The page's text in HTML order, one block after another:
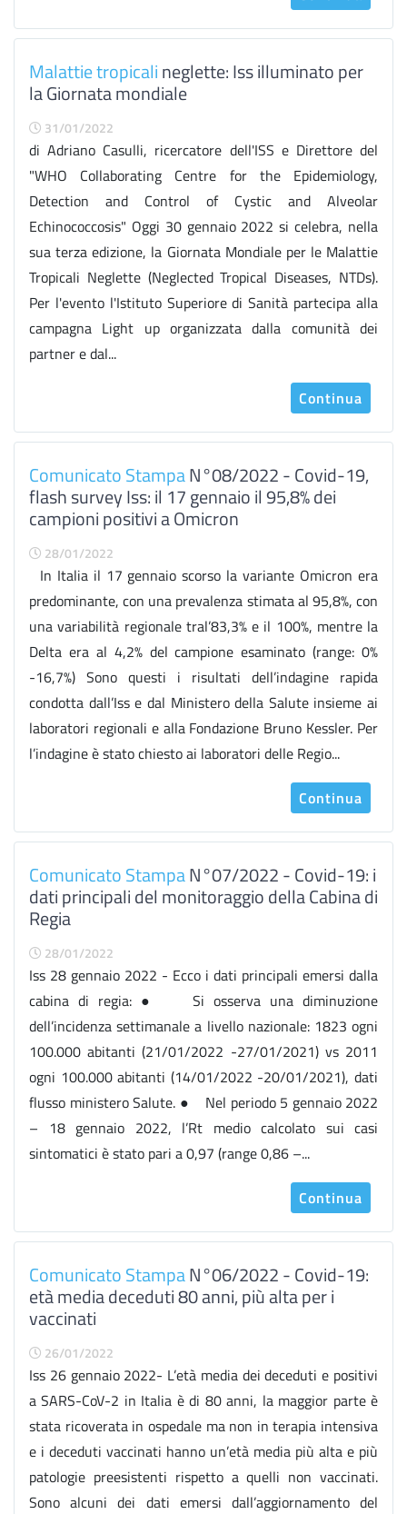
Malattie tropicalineglette: Iss illuminato per
la Giornata mondiale
31/01/2022
di Adriano Casulli, ricercatore dell'ISS e Direttore del
"WHO Collaborating Centre for the Epidemiology,
Detection and Control of Cystic and Alveolar
Echinococcosis" Oggi 30 gennaio 2022 si celebra, nella
sua terza edizione, la Giornata Mondiale per le Malattie
Tropicali Neglette (Neglected Tropical Diseases, NTDs).
Per l'evento l'Istituto Superiore di Sanità partecipa alla
campagna Light up organizzata dalla comunità dei
partner e dal...
Continua
Comunicato StampaN°08/2022 - Covid-19,
flash survey Iss: il 17 gennaio il 95,8% dei
campioni positivi a Omicron
28/01/2022
In Italia il 17 gennaio scorso la variante Omicron era
predominante, con una prevalenza stimata al 95,8%, con
una variabilità regionale tral’83,3% e il 100%, mentre la
Delta era al 4,2% del campione esaminato (range: 0%
-16,7%) Sono questi i risultati dell’indagine rapida
condotta dall’Iss e dal Ministero della Salute insieme ai
laboratori regionali e alla Fondazione Bruno Kessler. Per
l’indagine è stato chiesto ai laboratori delle Regio...
Continua
Comunicato StampaN°07/2022 - Covid-19: i
dati principali del monitoraggio della Cabina di
Regia
28/01/2022
Iss 28 gennaio 2022 - Ecco i dati principali emersi dalla
cabina di regia: ● Si osserva una diminuzione
dell’incidenza settimanale a livello nazionale: 1823 ogni
100.000 abitanti (21/01/2022 -27/01/2021) vs 2011
ogni 100.000 abitanti (14/01/2022 -20/01/2021), dati
flusso ministero Salute. ● Nel periodo 5 gennaio 2022
– 18 gennaio 2022, l’Rt medio calcolato sui casi
sintomatici è stato pari a 0,97 (range 0,86 –...
Continua
Comunicato StampaN°06/2022 - Covid-19:
età media deceduti 80 anni, più alta per i
vaccinati
26/01/2022
Iss 26 gennaio 2022- L’età media dei deceduti e positivi
a SARS-CoV-2 in Italia è di 80 anni, la maggior parte è
stata ricoverata in ospedale ma non in terapia intensiva
e i deceduti vaccinati hanno un’età media più alta e più
patologie preesistenti rispetto a quelli non vaccinati.
Sono alcuni dei dati emersi dall’aggiornamento del